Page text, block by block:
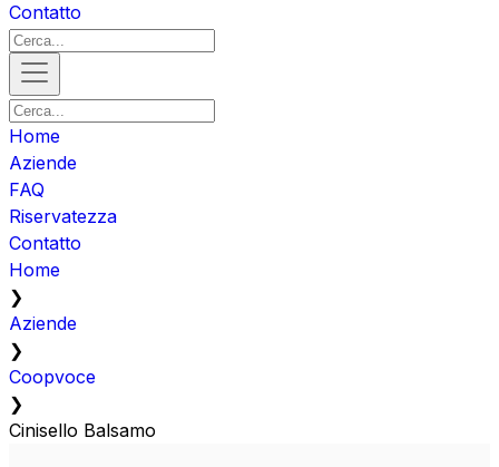
Contatto
Home
Aziende
FAQ
Riservatezza
Contatto
Home
❯
Aziende
❯
Coopvoce
❯
Cinisello Balsamo